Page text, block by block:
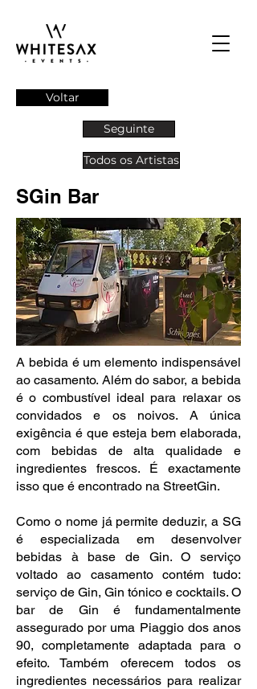
Voltar
Seguinte
Todos os Artistas
SGin Bar
A bebida é um elemento indispensável
ao casamento. Além do sabor, a bebida
é o combustível ideal para relaxar os
convidados e os noivos. A única
exigência é que esteja bem elaborada,
com bebidas de alta qualidade e
ingredientes frescos. É exactamente
isso que é encontrado na StreetGin.
Como o nome já permite deduzir, a SG
é especializada em desenvolver
bebidas à base de Gin. O serviço
voltado ao casamento contém tudo:
serviço de Gin, Gin tónico e cocktails. O
bar de Gin é fundamentalmente
assegurado por uma Piaggio dos anos
90, completamente adaptada para o
efeito. Também oferecem todos os
ingredientes necessários para realizar